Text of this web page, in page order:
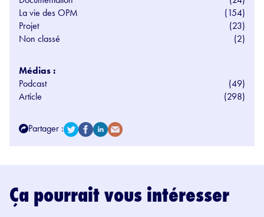
La vie des OPM
(154)
Projet
(23)
Non classé
(2)
Médias :
Podcast
(49)
Article
(298)
Partager :
Ça pourrait vous intéresser